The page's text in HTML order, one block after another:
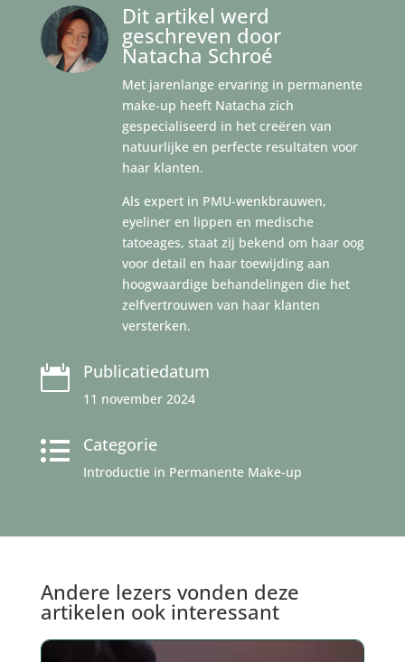
Dit artikel werd
geschreven door
Natacha Schroé
Met jarenlange ervaring in permanente
make-up heeft Natacha zich
gespecialiseerd in het creëren van
natuurlijke en perfecte resultaten voor
haar klanten.
Als expert in PMU-wenkbrauwen,
eyeliner en lippen en medische
tatoeages, staat zij bekend om haar oog
voor detail en haar toewijding aan
hoogwaardige behandelingen die het
zelfvertrouwen van haar klanten
versterken.
 Publicatiedatum
11 november 2024
 Categorie
Introductie in Permanente Make-up
Andere lezers vonden deze
artikelen ook interessant